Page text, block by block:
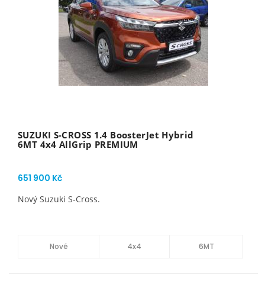
SUZUKI S-CROSS 1.4 BoosterJet Hybrid
6MT 4x4 AllGrip PREMIUM
651 900 Kč
Nový Suzuki S-Cross.
Nové 4x4 6MT